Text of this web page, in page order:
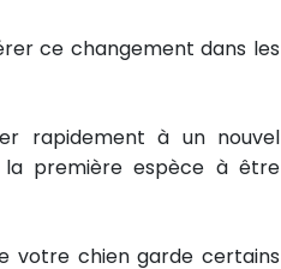
ce changement dans les
rapidement à un nouvel
la première espèce à être
votre chien garde certains